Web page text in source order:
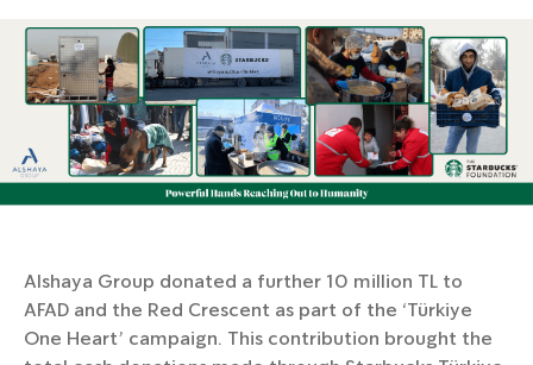
Alshaya Group donated a further 10 million TL to
AFAD and the Red Crescent as part of the ‘Türkiye
One Heart’ campaign. This contribution brought the